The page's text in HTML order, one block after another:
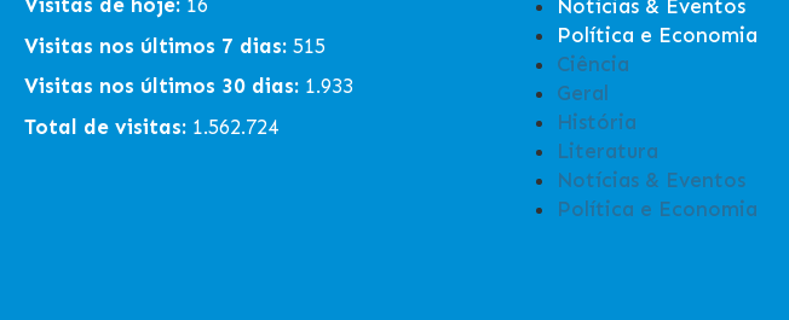
Visitas de hoje: 16
Visitas nos últimos 7 dias: 515
Visitas nos últimos 30 dias: 1.933
Total de visitas: 1.562.724
Notícias & Eventos
Política e Economia
Ciência
Geral
História
Literatura
Notícias & Eventos
Política e Economia